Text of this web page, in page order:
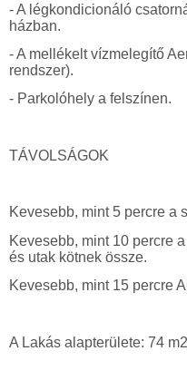
- A légkondicionáló
házban.
- A mellékelt vízmelegítő
rendszer).
- Parkolóhely a felszínen.
TÁVOLSÁGOK
Kevesebb, mint 5 percre a
Kevesebb, mint 10 percre
és utak kötnek össze.
Kevesebb, mint 15 percre
A Lakás alapterü lete: 74 m2